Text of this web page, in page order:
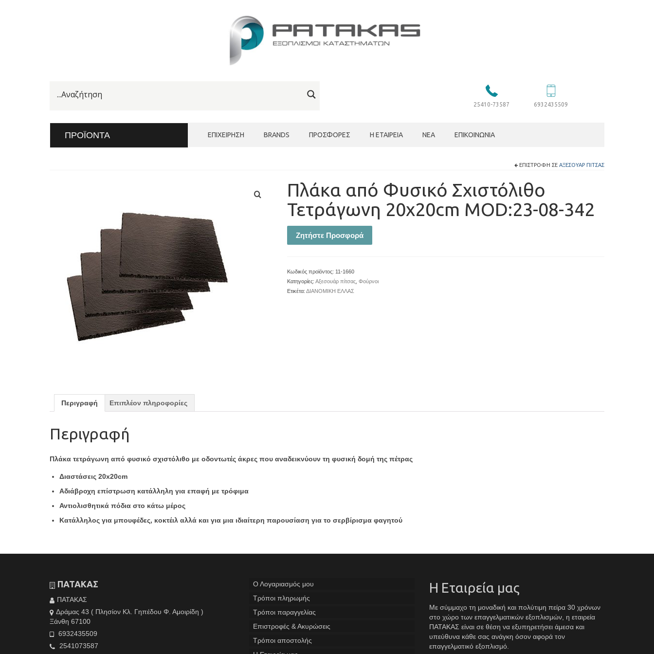
25410-73587 6932435509
ΠΡΟΪΌΝΤΑ ΕΠΙΧΕΊΡΗΣΗ BRANDS ΠΡΟΣΦΟΡΈΣ Η ΕΤΑΙΡΕΊΑ ΝΈΑ ΕΠΙΚΟΙΝΩΝΊΑ
ΕΠΙΣΤΡΟΦΉ ΣΕ ΑΞΕΣΟΥΆΡ ΠΊΤΣΑΣ
Πλάκα από Φυσικό Σχιστόλιθο
Τετράγωνη 20x20cm MOD:23-08-342
Ζητήστε Προσφορά
Κωδικός προϊόντος: 11-1660
Κατηγορίες: Αξεσουάρ πίτσας, Φούρνοι
Ετικέτα: ΔΙΑΝΟΜΙΚΗ ΕΛΛΑΣ
Περιγραφή Επιπλέον πληροφορίες
Περιγραφή
Πλάκα τετράγωνη από φυσικό σχιστόλιθο με οδοντωτές άκρες που αναδεικνύουν τη φυσική δομή της πέτρας
Διαστάσεις 20x20cm
Αδιάβροχη επίστρωση κατάλληλη για επαφή με τρόφιμα
Αντιολισθητικά πόδια στο κάτω μέρος
Κατάλληλος για μπουφέδες, κοκτέιλ αλλά και για μια ιδιαίτερη παρουσίαση για το σερβίρισμα φαγητού
ΠΑΤΑΚΑΣ
ΠΑΤΑΚΑΣ
Δράμας 43 ( Πλησίον Κλ. Γηπέδου Φ. Αμοιρίδη )
Ξάνθη 67100
6932435509
2541073587
Ο Λογαριασμός μου
Tρόποι πληρωμής
Τρόποι παραγγελίας
Επιστροφές & Ακυρώσεις
Τρόποι αποστολής
Η Εταιρεία μας
Με σύμμαχο τη μοναδική και πολύτιμη πείρα 30 χρόνων
στο χώρο των επαγγελματικών εξοπλισμών, η εταιρεία
ΠΑΤΑΚΑΣ είναι σε θέση να εξυπηρετήσει άμεσα και
υπεύθυνα κάθε σας ανάγκη όσον αφορά τον
επαγγελματικό εξοπλισμό.